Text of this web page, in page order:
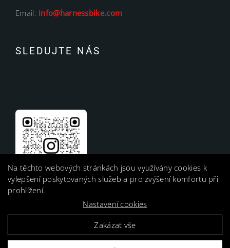
Email: info@harnessbike.com
SLEDUJTE NÁS
Na těchto webových stránkách jsou využívány cookies k
vylepšení poskytovaných služeb a pro zvýšení komfortu při
prohlížení.
Nastavení cookies
Zakázat vše